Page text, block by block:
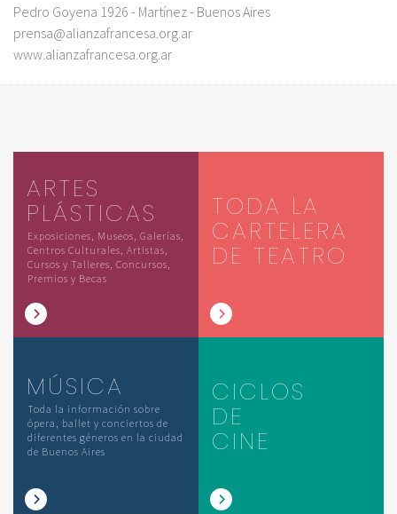
Pedro Goyena 1926 - Martínez - Buenos Aires
prensa@alianzafrancesa.org.ar
www.alianzafrancesa.org.ar
ARTES
PLÁSTICAS
Exposiciones, Museos, Galerías,
Centros Culturales, Artistas,
Cursos y Talleres, Concursos,
Premios y Becas
TODA LA
CARTELERA
DE TEATRO
MÚSICA
Toda la información sobre
ópera, ballet y conciertos de
diferentes géneros en la ciudad
de Buenos Aires
CICLOS
DE
CINE